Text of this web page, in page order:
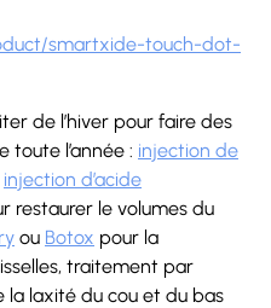
smartxide-touch-dot-
de l’hiver pour faire des
toute l’année : injection de
injection d’acide
restaurer le volumes du
ou Botox pour la
traitement par
laxité du cou et du bas